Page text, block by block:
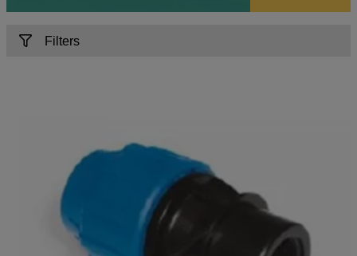
Filters